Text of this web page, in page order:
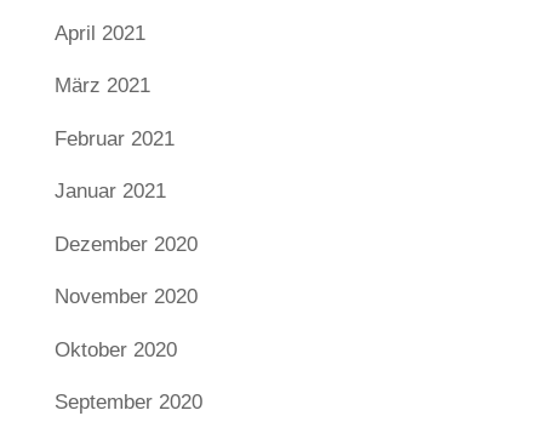
April 2021
März 2021
Februar 2021
Januar 2021
Dezember 2020
November 2020
Oktober 2020
September 2020